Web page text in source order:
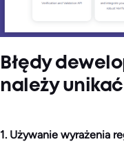
Błędy
należy unikać
1. Używanie wyrażenia